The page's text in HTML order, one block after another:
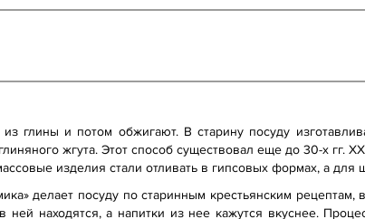
глины и потом обжигают. В старину посуду
жгута. Этот способ существовал еще до 30-х гг.
изделия стали отливать в гипсовых формах, а
делает посуду по старинным крестьянским
ней находятся, а напитки из нее кажутся вкуснее.